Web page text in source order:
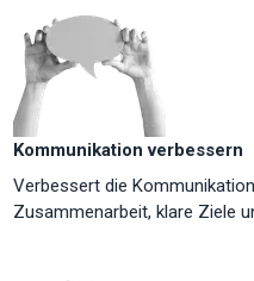
Kommunikation verbessern
Verbessert die
Zusammenarbeit, klare Ziele